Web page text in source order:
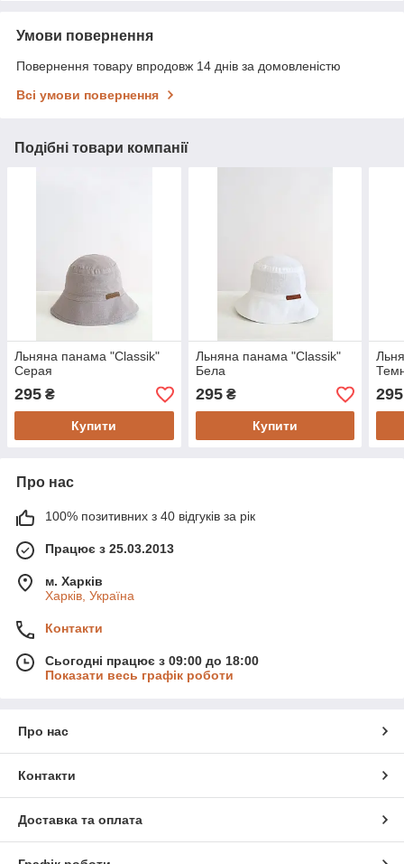
Умови повернення
Повернення товару впродовж 14 днів за домовленістю
Всі умови повернення
Подібні товари компанії
Льняна панама "Classik"
Серая
295 ₴
Купити
Льняна панама "Classik"
Бела
295₴
Купити
295
Про нас
100% позитивних з 40 відгуків за рік
Працює з 25.03.2013
м. Харків
Харків, Україна
Контакти
Сьогодні працює з 09:00 до 18:00
Показати весь графік роботи
Про нас
Контакти
Доставка та оплата